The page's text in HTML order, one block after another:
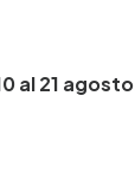
al 21 agosto